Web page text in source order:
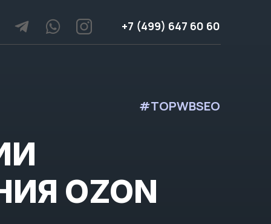
+7 (499) 647 60 60
#TOPWBSEO
OZON